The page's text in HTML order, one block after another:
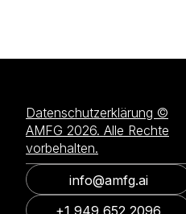
Datenschutzerklärung ©
AMFG 2026. Alle Rechte
vorbehalten.
info@amfg.ai
+1 949 652 2096